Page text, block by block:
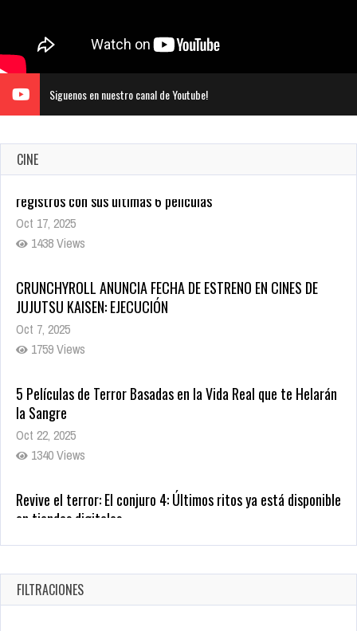
Siguenos en nuestro canal de Youtube!
CINE
CRUNCHYROLL ANUNCIA FECHA DE ESTRENO EN CINES DE
JUJUTSU KAISEN: EJECUCIÓN
1759 Views
5 Películas de Terror Basadas en la Vida Real que te Helarán
la Sangre
1340 Views
Revive el terror: El conjuro 4: Últimos ritos ya está disponible
en tiendas digitales
1382 Views
Warner Bros. lleva a las tiendas digitales su racha de
Oct 17, 2025
1438 Views
FILTRACIONES